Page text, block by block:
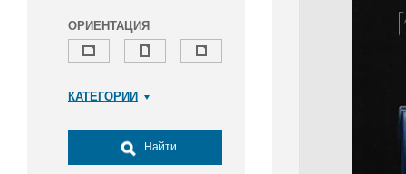
ОРИЕНТАЦИЯ
КАТЕГОРИИ
Досуг, туризм и отдых
Культура
Найти